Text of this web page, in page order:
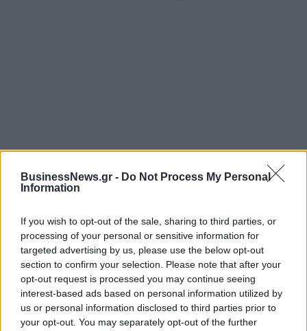
BusinessNews.gr - Do Not Process My Personal
Information
If you wish to opt-out of the sale, sharing to third parties, or
processing of your personal or sensitive information for
targeted advertising by us, please use the below opt-out
section to confirm your selection. Please note that after your
opt-out request is processed you may continue seeing
interest-based ads based on personal information utilized by
us or personal information disclosed to third parties prior to
your opt-out. You may separately opt-out of the further
εκατ. ευρώ ο τζίρος
05/08/2026 - 18:27 ΟΙΚΟΝΟΜΙΑ
Είσοδος της γαλλικής Meridiam στην ηλεκτρική
διασύνδεση Ελλάδας – Κύπρου
05/08/2026 - 18:06 ΕΠΙΧΕΙΡΗΣΕΙΣ
ΔΕΗ: Ισχυρή ανάπτυξη στο α΄ εξάμηνο 2026 με